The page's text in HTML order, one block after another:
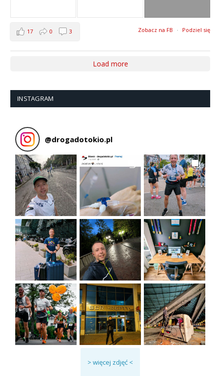
Zobacz na FB · Podziel się
17 0 3
Load more
INSTAGRAM
@drogadotokio.pl
> więcej zdjęć <